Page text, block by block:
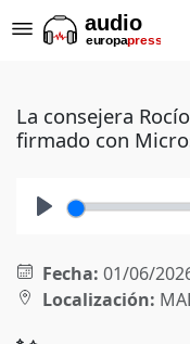
La consejera
firmado con
Fecha: 01/06/
Localización: